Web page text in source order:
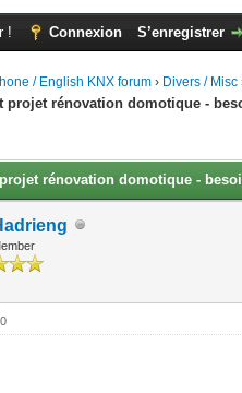
! Connexion S’enregistrer
/ English KNX forum › Divers / Misc
projet rénovation domotique -
rénovation domotique -